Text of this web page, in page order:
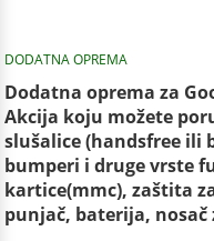
DODATNA OPREMA
Dodatna oprema za
Akcija koju možete
slušalice (handsfree ili
bumperi i druge vrste
kartice(mmc), zaštita
punjač, baterija, nosač